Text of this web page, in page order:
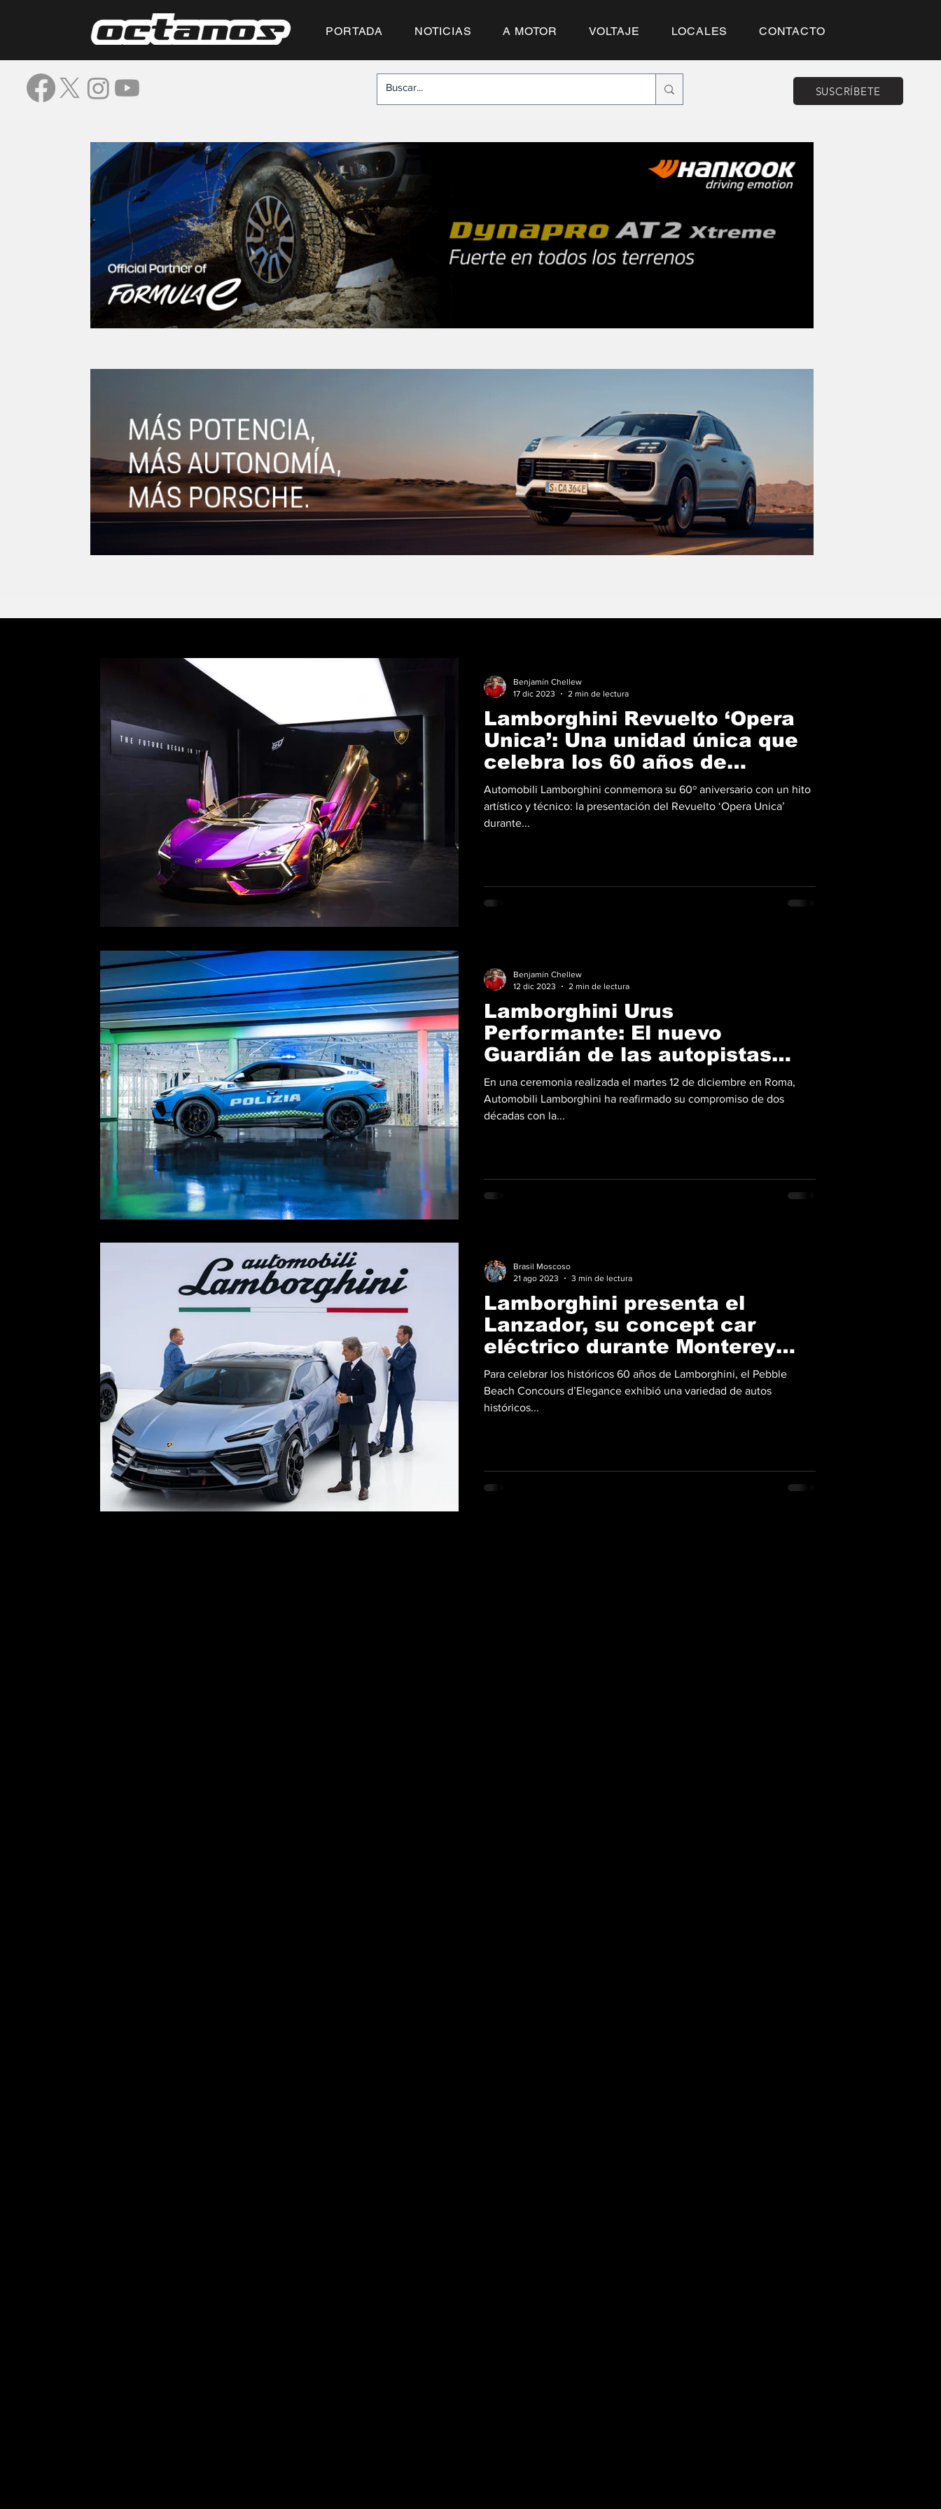
PORTADA NOTICIAS A MOTOR VOLTAJE LOCALES CONTACTO
SUSCRÍBETE
Lamborghini Revuelto ‘Opera
Unica’: Una unidad única que
celebra los 60 años de
Lamborgh
Automobili Lamborghini conmemora su 60º aniversario con un hito
artístico y técnico: la presentación del Revuelto ‘Opera Unica’
durante...
Benjamín Chellew
17 dic 2023
2 min de lectura
Lamborghini Urus
Performante: El nuevo
Guardián de las autopistas
italianas
En una ceremonia realizada el martes 12 de diciembre en Roma,
Automobili Lamborghini ha reafirmado su compromiso de dos
décadas con la...
Benjamín Chellew
12 dic 2023
2 min de lectura
Lamborghini presenta el
Lanzador, su concept car
eléctrico durante Monterey
Car Week 2023
Para celebrar los históricos 60 años de Lamborghini, el Pebble
Beach Concours d’Elegance exhibió una variedad de autos
históricos...
Brasil Moscoso
21 ago 2023
3 min de lectura